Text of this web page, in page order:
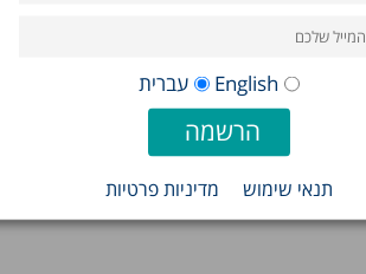
English עברית
תנאי שימוש מדיניות פרטיות